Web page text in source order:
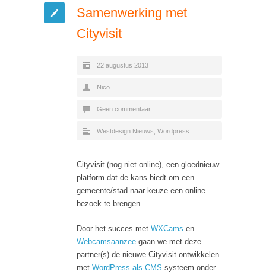
Samenwerking met
Cityvisit
22 augustus 2013
Nico
Geen commentaar
Westdesign Nieuws Wordpress
Cityvisit (nog niet online), een gloednieuw
platform dat de kans biedt om een
gemeente/stad naar keuze een online
bezoek te brengen.
Door het succes met WXCams en
Webcamsaanzee gaan we met deze
partner(s) de nieuwe Cityvisit ontwikkelen
met WordPress als CMS systeem onder